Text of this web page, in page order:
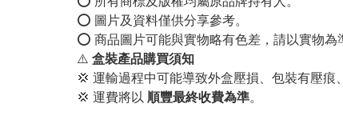
⭕️ 圖片及資料僅供分享參考。
⭕️ 商品圖片可能與實物略有色差，請以實物為
⚠️ 盒裝產品購買須知
💢 運輸過程中可能導致外盒壓損、包裝有壓痕
💢 運費將以 順豐最終收費為準。